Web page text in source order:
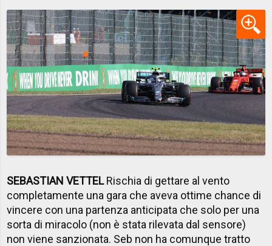
SEBASTIAN VETTELRischia di gettare al vento
completamente una gara che aveva ottime chance di
vincere con una partenza anticipata che solo per una
sorta di miracolo (non è stata rilevata dal sensore)
non viene sanzionata. Seb non ha comunque tratto